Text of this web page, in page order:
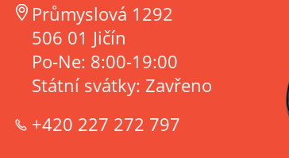
Průmyslová 1292
506 01 Jičín
Po-Ne: 8:00-19:00
Státní svátky: Zavřeno
+420 227 272 797